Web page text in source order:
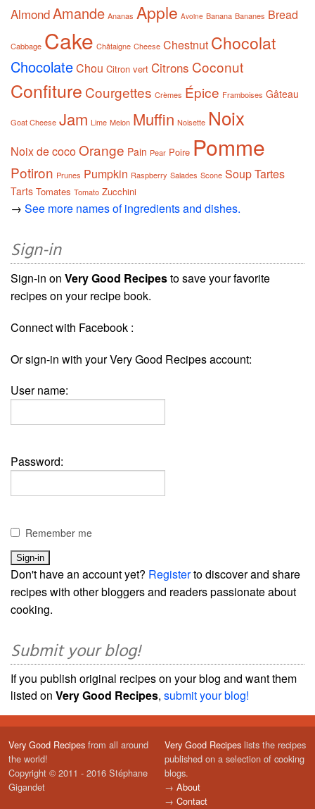
AlmondAmande Ananas Apple Avoine Banana Bananes Bread
Cabbage Cake Châtaigne Cheese Chestnut Chocolat
ChocolateChou Citron vert Citrons Coconut
Confiture Courgettes Crèmes Épice Framboises Gâteau
Goat Cheese Jam Lime Melon Muffin Noisette Noix
Noix de cocoOrange Pain Pear Poire Pomme
Potiron Prunes Pumpkin Raspberry Salades Scone SoupTartes
Tarts Tomates Tomato Zucchini
→ See more names of ingredients and dishes.
Sign-in
Sign-in on Very Good Recipesto save your favorite
recipes on your recipe book.
Connect with Facebook :
Or sign-in with your Very Good Recipes account:
User name:
Password:
Remember me
Don't have an account yet? Registerto discover and share
recipes with other bloggers and readers passionate about
cooking.
Submit your blog!
If you publish original recipes on your blog and want them
listed on Very Good Recipes, submit your blog!
Very Good Recipes from all around
the world!
Copyright © 2011 - 2016 Stéphane
Gigandet
Very Good Recipes lists the recipes
published on a selection of cooking
blogs.
→ About
→ Contact